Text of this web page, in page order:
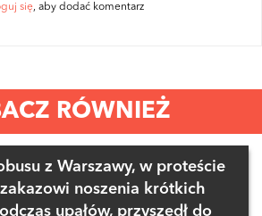
się, aby dodać komentarz
RÓWNIEŻ
z Warszawy, w proteście
noszenia krótkich
upałów, przyszedł do